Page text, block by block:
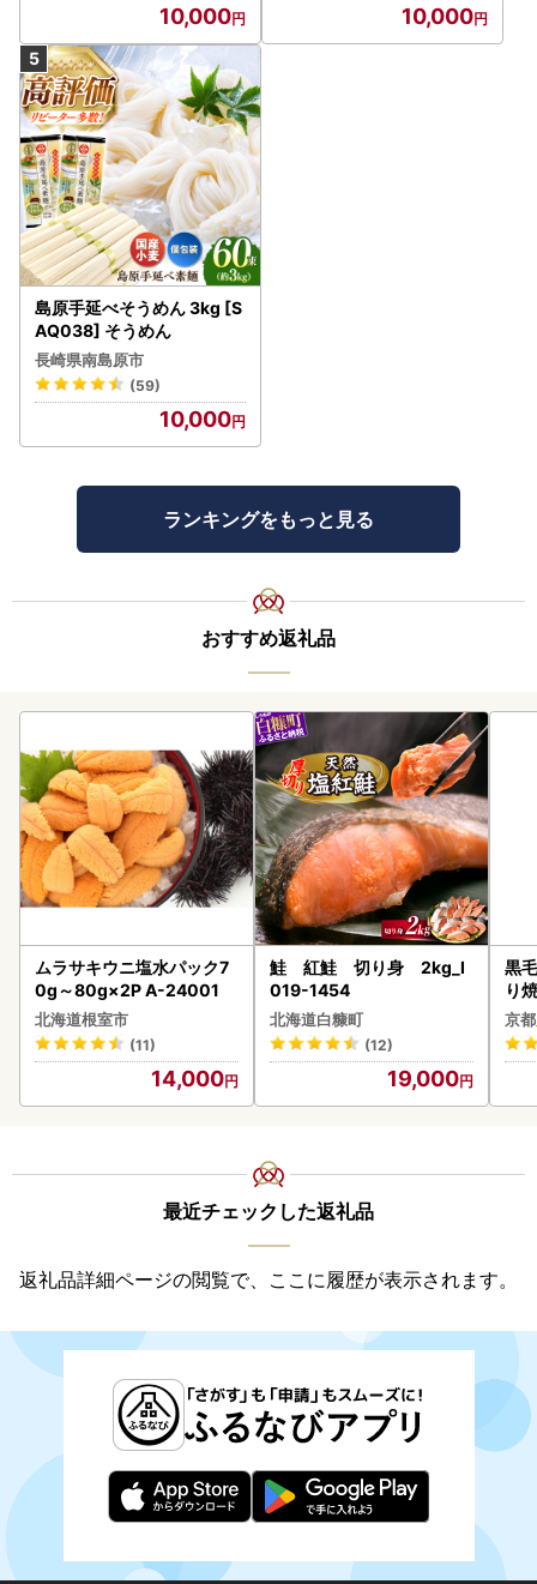
10,000 10,000
島原手延べそうめん 3kg [S
AQ038] そうめん
長崎県南島原市
(59)
10,000
ランキングをもっと見る
おすすめ返礼品
ムラサキウニ塩水パック7
0g～80g×2P A-24001
北海道根室市
(11)
14,000
鮭 紅鮭 切り身 2kg_I
019-1454
北海道白糠町
(12)
19,000
黒
り
京
最近チェックした返礼品
返礼品詳細ページの閲覧で、ここに履歴が表示されます。